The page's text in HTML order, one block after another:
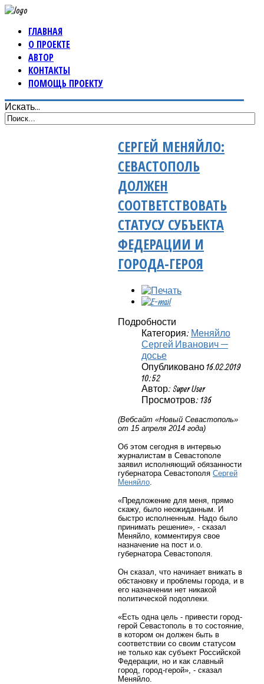
ГЛАВНАЯ
О ПРОЕКТЕ
АВТОР
КОНТАКТЫ
ПОМОЩЬ ПРОЕКТУ
Искать...
СЕРГЕЙ МЕНЯЙЛО:
СЕВАСТОПОЛЬ
ДОЛЖЕН
СООТВЕТСТВОВАТЬ
СТАТУСУ СУБЪЕКТА
ФЕДЕРАЦИИ И
ГОРОДА-ГЕРОЯ
Подробности
Категория: Меняйло
Сергей Иванович —
досье
Опубликовано 16.02.2019
10:52
Автор: Super User
Просмотров: 136
(Вебсайт «Новый Севастополь»
от 15 апреля 2014 года)
Об этом сегодня в интервью
журналистам в Севастополе
заявил исполняющий обязанности
губернатора Севастополя Сергей
Меняйло
«Предложение для меня, прямо
скажу, было неожиданным. И
быстро исполненным. Надо было
принимать решение», - сказал
Меняйло, комментируя свое
назначение на пост и.о.
губернатора Севастополя.
Он сказал, что начинает вникать в
обстановку и проблемы города, и в
его назначении нет никакой
политической подоплеки.
«Есть одна цель - привести город-
герой Севастополь в то состояние,
в котором он должен быть в
соответствии со своим статусом
не только как субъект Российской
Федерации, но и как славный
город, город-герой», - сказал
Меняйло.